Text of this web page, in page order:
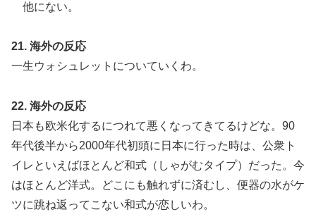
他にない。
21. 海外の反応
一生ウォシュレットについていくわ。
22. 海外の反応
日本も欧米化するにつれて悪くなってきてるけどな。90
年代後半から2000年代初頭に日本に行った時は、公衆ト
イレといえばほとんど和式（しゃがむタイプ）だった。今
はほとんど洋式。どこにも触れずに済むし、便器の水がケ
ツに跳ね返ってこない和式が恋しいわ。